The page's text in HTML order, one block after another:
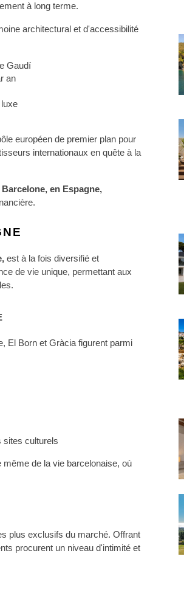
à long terme.
architectural et d'accessibilité
Gaudí
an
européen de premier plan pour
internationaux en quête à la
est à la fois diversifié et
de vie unique, permettant aux
El Born et Gràcia figurent parmi
sites culturels
de la vie barcelonaise, où
plus exclusifs du marché. Offrant
procurent un niveau d'intimité et